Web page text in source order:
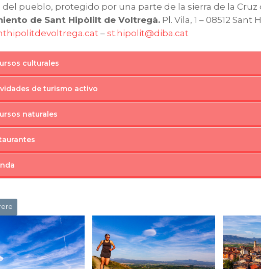
pueblo, protegido por una parte de la sierra de la Cruz
de Sant Hipòlilt de Voltregà. Pl. Vila, 1 – 08512
– st.hipolit@diba.cat
culturales
de turismo activo
naturales